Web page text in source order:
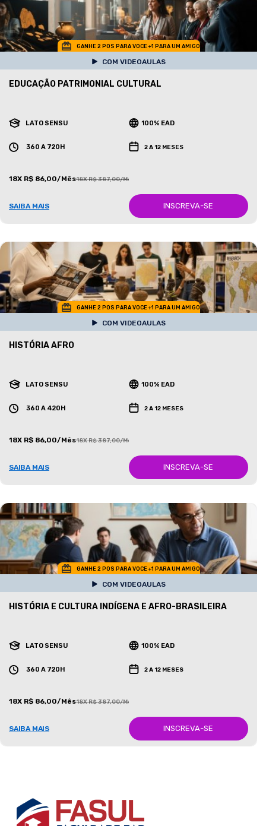
GANHE 2 POS PARA VOCE +1 PARA UM AMIGO
COM VIDEOAULAS
EDUCAÇÃO PATRIMONIAL CULTURAL
LATO SENSU 100% EAD
360 A 720H 2 A 12 MESES
18X R$ 86,00/Mês18X R$ 387,00/Mês
SAIBA MAIS INSCREVA-SE
GANHE 2 POS PARA VOCE +1 PARA UM AMIGO
COM VIDEOAULAS
HISTÓRIA AFRO
LATO SENSU 100% EAD
360 A 420H 2 A 12 MESES
18X R$ 86,00/Mês18X R$ 387,00/Mês
SAIBA MAIS INSCREVA-SE
GANHE 2 POS PARA VOCE +1 PARA UM AMIGO
COM VIDEOAULAS
HISTÓRIA E CULTURA INDÍGENA E AFRO-BRASILEIRA
LATO SENSU 100% EAD
360 A 720H 2 A 12 MESES
18X R$ 86,00/Mês18X R$ 387,00/Mês
SAIBA MAIS INSCREVA-SE